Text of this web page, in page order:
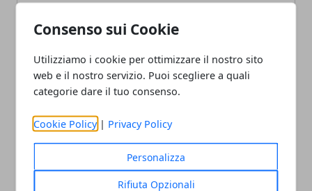
Consenso sui Cookie
Utilizziamo i cookie per ottimizzare il nostro sito
web e il nostro servizio. Puoi scegliere a quali
categorie dare il tuo consenso.
Cookie Policy | Privacy Policy
Personalizza
Rifiuta Opzionali